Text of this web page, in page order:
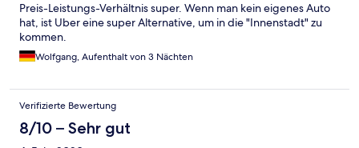
Preis-Leistungs-Verhältnis super. Wenn man kein eigenes Auto
hat, ist Uber eine super Alternative, um in die "Innenstadt" zu
kommen.
Wolfgang, Aufenthalt von 3 Nächten
Verifizierte Bewertung
8/10 – Sehr gut